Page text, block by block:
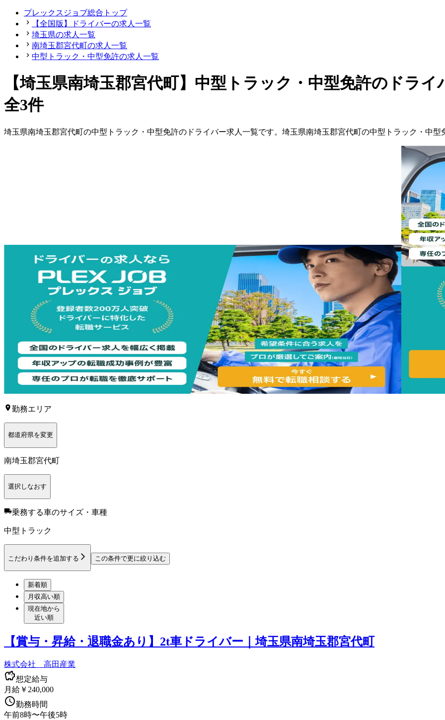
プレックスジョブ総合トップ
【全国版】ドライバーの求人一覧
埼玉県の求人一覧
南埼玉郡宮代町の求人一覧
中型トラック・中型免許の求人一覧
【埼玉県南埼玉郡宮代町】中型トラック・中型免許のドラ
全3件
埼玉県南埼玉郡宮代町の中型トラック・中型免許の ドライバー求人一覧です。 埼玉県南埼玉郡宮代町の中型トラック・中型
勤務エリア
都道府県を変更
南埼玉郡宮代町
選択しなおす
乗務する車のサイズ・車種
中型トラック
こだわり条件を追加する この条件で更に絞り込む
新着順
月収高い順
現在地から
近い順
【賞与・昇給・退職金あり】2t車ドライバー｜埼玉県南埼玉郡宮代町
株式会社 高田産業
想定給与
月給￥240,000
勤務時間
午前8時〜午後5時